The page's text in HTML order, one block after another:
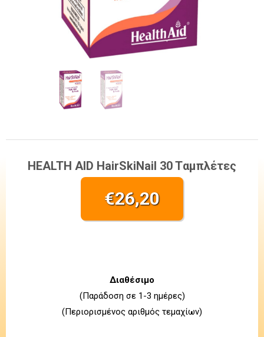
HEALTH AID HairSkiNail 30 Tαμπλέτες
€26,20
Διαθέσιμο
(Παράδοση σε 1-3 ημέρες)
(Περιορισμένος αριθμός τεμαχίων)